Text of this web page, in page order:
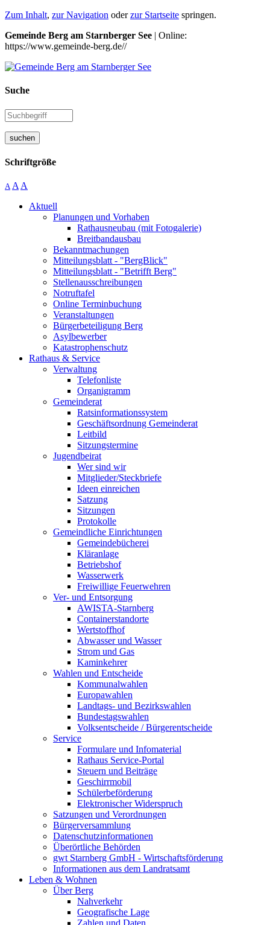
Zum Inhalt, zur Navigation oderzur Startseite springen.
Gemeinde Berg am Starnberger See | Online:
https://www.gemeinde-berg.de//
Suche
suchen
Schriftgröße
A A A
Aktuell
Planungen und Vorhaben
Rathausneubau (mit Fotogalerie)
Breitbandausbau
Bekanntmachungen
Mitteilungsblatt - "BergBlick"
Mitteilungsblatt - "Betrifft Berg"
Stellenausschreibungen
Notruftafel
Online Terminbuchung
Veranstaltungen
Bürgerbeteiligung Berg
Asylbewerber
Katastrophenschutz
Rathaus & Service
Verwaltung
Telefonliste
Organigramm
Gemeinderat
Ratsinformationssystem
Geschäftsordnung Gemeinderat
Leitbild
Sitzungstermine
Jugendbeirat
Wer sind wir
Mitglieder/Steckbriefe
Ideen einreichen
Satzung
Sitzungen
Protokolle
Gemeindliche Einrichtungen
Gemeindebücherei
Kläranlage
Betriebshof
Wasserwerk
Freiwillige Feuerwehren
Ver- und Entsorgung
AWISTA-Starnberg
Containerstandorte
Wertstoffhof
Abwasser und Wasser
Strom und Gas
Kaminkehrer
Wahlen und Entscheide
Kommunalwahlen
Europawahlen
Landtags- und Bezirkswahlen
Bundestagswahlen
Volksentscheide / Bürgerentscheide
Service
Formulare und Infomaterial
Rathaus Service-Portal
Steuern und Beiträge
Geschirrmobil
Schülerbeförderung
Elektronischer Widerspruch
Satzungen und Verordnungen
Bürgerversammlung
Datenschutzinformationen
Überörtliche Behörden
gwt Starnberg GmbH - Wirtschaftsförderung
Informationen aus dem Landratsamt
Leben & Wohnen
Über Berg
Nahverkehr
Geografische Lage
Zahlen und Daten